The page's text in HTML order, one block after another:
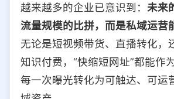
越来越多的企业已意识到： 未来
流量规模的比拼，而是私域运营
无论是短视频带货、直播转化，
知识付费，“快缩短网址”都能作
每一次曝光转化为可触达、可运